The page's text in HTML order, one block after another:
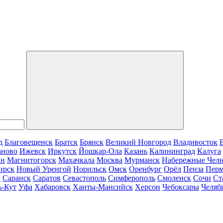
Благовещенск Братск Брянск Великий Новгород Владивосток
Ижевск Иркутск Йошкар-Ола Казань Калининград Калуга
Магнитогорск Махачкала Москва Мурманск Набережные
Новый Уренгой Норильск Омск Оренбург Орёл Пенза
Саранск Саратов Севастополь Симферополь Смоленск Сочи
Кут Уфа Хабаровск Ханты-Мансийск Херсон Чебоксары